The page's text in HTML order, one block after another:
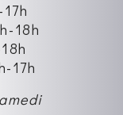
18h
17h